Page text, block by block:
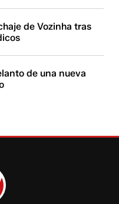
de Vozinha tras
de una nueva